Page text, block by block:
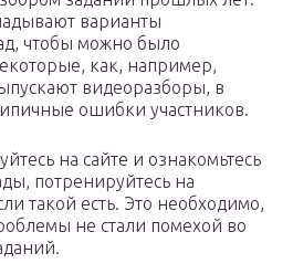
варианты
чтобы можно было
как, например,
видеоразборы, в
ошибки участников.
на сайте и ознакомьтесь
потренируйтесь на
такой есть. Это необходимо,
не стали помехой во